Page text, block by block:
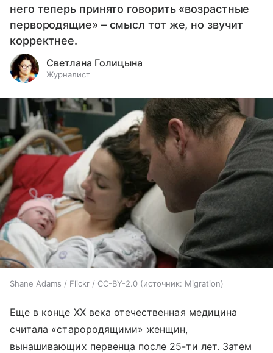
него теперь принято говорить «возрастные
первородящие» – смысл тот же, но звучит
корректнее.
Светлана Голицына
Журналист
Shane Adams / Flickr / CC-BY-2.0 источник: Migration
Еще в конце XX века отечественная медицина
считала «старородящими» женщин,
вынашивающих первенца после 25-ти лет. Затем